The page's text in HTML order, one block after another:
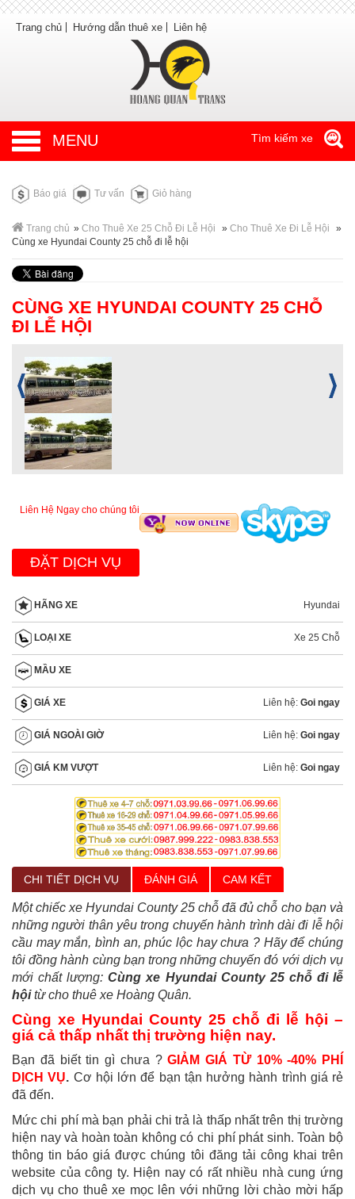
Trang chủ Hướng dẫn thuê xe Liên hệ
MENU Tìm kiếm xe
Báo giá Tư vấn Giỏ hàng
Trang chủ » Cho Thuê Xe 25 Chỗ Đi Lễ Hội » Cho Thuê Xe Đi Lễ Hội
»
Cùng xe Hyundai County 25 chỗ đi lễ hội
CÙNG XE HYUNDAI COUNTY 25 CHỖ
ĐI LỄ HỘI
Liên Hệ Ngay cho chúng tôi
ĐẶT DỊCH VỤ
HÃNG XE Hyundai
LOẠI XE Xe 25 Chỗ
MẦU XE
GIÁ XE Liên hệ: Goi ngay
GIÁ NGOÀI GIỜ Liên hệ: Goi ngay
GIÁ KM VƯỢT Liên hệ: Goi ngay
CHI TIẾT DỊCH VỤ ĐÁNH GIÁ CAM KẾT
Một chiếc xe Hyundai County 25 chỗ đã đủ chỗ cho bạn và
những người thân yêu trong chuyến hành trình dài đi lễ hội
cầu may mắn, bình an, phúc lộc hay chưa ? Hãy để chúng
tôi đồng hành cùng bạn trong những chuyến đó với dịch vụ
mới chất lượng:Cùng xe Hyundai County 25 chỗ đi lễ
hộitừ cho thuê xe Hoàng Quân.
Cùng xe Hyundai County 25 chỗ đi lễ hội –
giá cả thấp nhất thị trường hiện nay.
Bạn đã biết tin gì chưa ?GIẢM GIÁ TỪ 10% -40% PHÍ
DỊCH VỤ. Cơ hội lớn để bạn tận hưởng hành trình giá rẻ
đã đến.
Mức chi phí mà bạn phải chi trả là thấp nhất trên thị trường
hiện nay và hoàn toàn không có chi phí phát sinh. Toàn bộ
thông tin báo giá được chúng tôi đăng tải công khai trên
website của công ty. Hiện nay có rất nhiều nhà cung ứng
dịch vụ cho thuê xe mọc lên với những lời chào mời hấp